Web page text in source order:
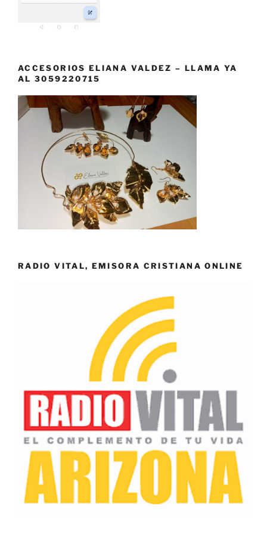
ACCESORIOS ELIANA VALDEZ – LLAMA YA
AL 3059220715
RADIO VITAL, EMISORA CRISTIANA ONLINE